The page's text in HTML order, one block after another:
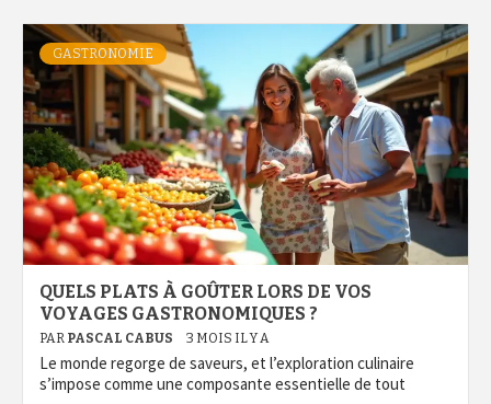
GASTRONOMIE
QUELS PLATS À GOÛTER LORS DE VOS
VOYAGES GASTRONOMIQUES ?
PAR PASCAL CABUS 3 MOIS IL Y A
Le monde regorge de saveurs, et l’exploration culinaire
s’impose comme une composante essentielle de tout